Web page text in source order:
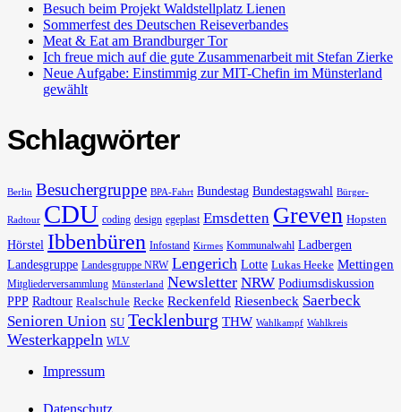
Besuch beim Projekt Waldstellplatz Lienen
Sommerfest des Deutschen Reiseverbandes
Meat & Eat am Brandburger Tor
Ich freue mich auf die gute Zusammenarbeit mit Stefan Zierke
Neue Aufgabe: Einstimmig zur MIT-Chefin im Münsterland
gewählt
Schlagwörter
Berlin Besuchergruppe BPA-Fahrt Bundestag Bundestagswahl Bürger-
Radtour CDU coding design egeplast Emsdetten Greven Hopsten
Hörstel Ibbenbüren Infostand Kirmes Kommunalwahl Ladbergen
Landesgruppe Landesgruppe NRW Lengerich Lotte Lukas Heeke Mettingen
Mitgliederversammlung Münsterland Newsletter NRW Podiumsdiskussion
PPP Radtour Realschule Recke Reckenfeld Riesenbeck Saerbeck
Senioren Union SU Tecklenburg THW Wahlkampf Wahlkreis
Westerkappeln WLV
Impressum
Datenschutz